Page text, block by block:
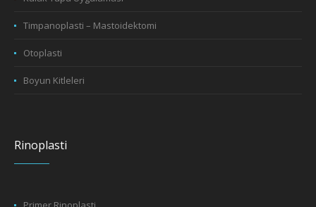
Timpanoplasti – Mastoidektomi
Otoplasti
Boyun Kitleleri
Rinoplasti